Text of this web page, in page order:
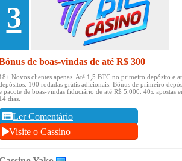
3
de boas-vindas de até R$ 300
Novos clientes apenas. Até 1,5 BTC no primeiro depósito e
100 rodadas grátis adicionais. Bônus de primeiro
pacote de boas-vindas fiduciário de até R$ 5.000. 40x apostas
dias.
Ler Comentário
Visite o Cassino